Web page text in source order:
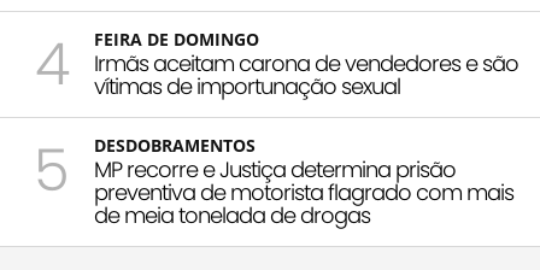
4 FEIRA DE DOMINGO
Irmãs aceitam carona de vendedores e são
vítimas de importunação sexual
5 DESDOBRAMENTOS
MP recorre e Justiça determina prisão
preventiva de motorista flagrado com mais
de meia tonelada de drogas